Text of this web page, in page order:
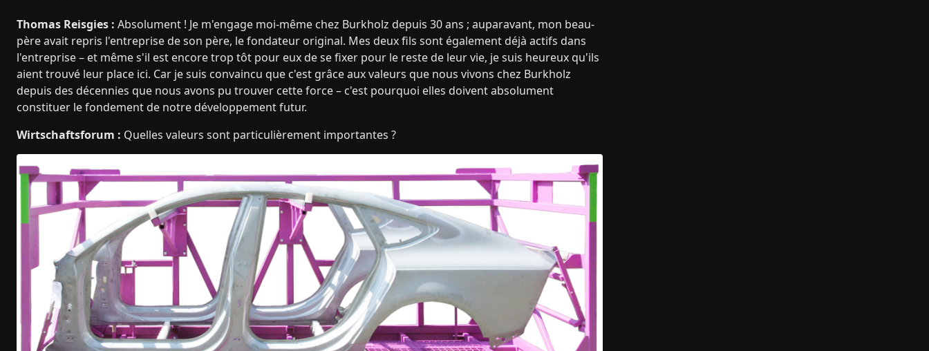
Thomas Reisgies : Absolument ! Je m'engage moi-même chez Burkholz depuis 30 ans ; auparavant, mon beau-
père avait repris l'entreprise de son père, le fondateur original. Mes deux fils sont également déjà actifs dans
l'entreprise – et même s'il est encore trop tôt pour eux de se fixer pour le reste de leur vie, je suis heureux qu'ils
aient trouvé leur place ici. Car je suis convaincu que c'est grâce aux valeurs que nous vivons chez Burkholz
depuis des décennies que nous avons pu trouver cette force – c'est pourquoi elles doivent absolument
constituer le fondement de notre développement futur.
Wirtschaftsforum : Quelles valeurs sont particulièrement importantes ?